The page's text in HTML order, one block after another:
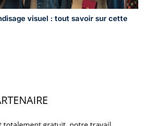
visuel : tout savoir sur cette